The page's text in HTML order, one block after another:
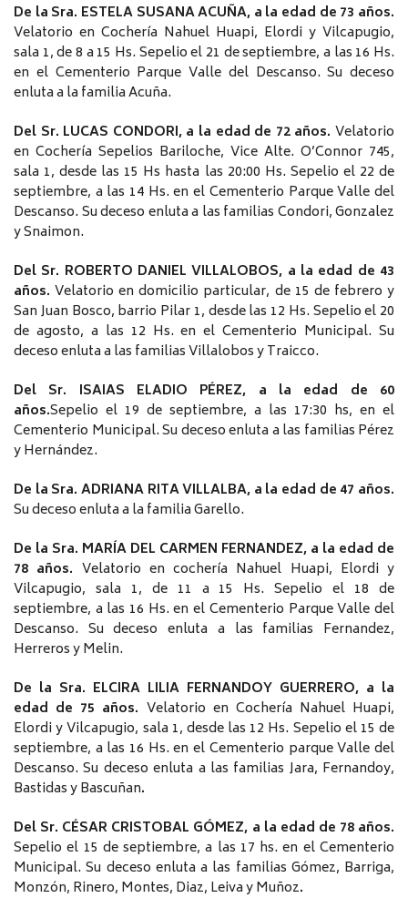
De la Sra. ESTELA SUSANA ACUÑA, a la edad de 73 años.
Velatorio en Cochería Nahuel Huapi, Elordi y Vilcapugio,
sala 1, de 8 a 15 Hs. Sepelio el 21 de septiembre, a las 16 Hs.
en el Cementerio Parque Valle del Descanso. Su deceso
enluta a la familia Acuña.
Del Sr. LUCAS CONDORI, a la edad de 72 años. Velatorio
en Cochería Sepelios Bariloche, Vice Alte. O’Connor 745,
sala 1, desde las 15 Hs hasta las 20:00 Hs. Sepelio el 22 de
septiembre, a las 14 Hs. en el Cementerio Parque Valle del
Descanso. Su deceso enluta a las familias Condori, Gonzalez
y Snaimon.
Del Sr. ROBERTO DANIEL VILLALOBOS, a la edad de 43
años. Velatorio en domicilio particular, de 15 de febrero y
San Juan Bosco, barrio Pilar 1, desde las 12 Hs. Sepelio el 20
de agosto, a las 12 Hs. en el Cementerio Municipal. Su
deceso enluta a las familias Villalobos y Traicco.
Del Sr. ISAIAS ELADIO PÉREZ, a la edad de 60
años.Sepelio el 19 de septiembre, a las 17:30 hs, en el
Cementerio Municipal.Su deceso enluta a las familias Pérez
y Hernández.
De la Sra. ADRIANA RITA VILLALBA, a la edad de 47 años.
Su deceso enluta a la familia Garello.
De la Sra. MARÍA DEL CARMEN FERNANDEZ, a la edad de
78 años. Velatorio en cochería Nahuel Huapi, Elordi y
Vilcapugio, sala 1, de 11 a 15 Hs. Sepelio el 18 de
septiembre, a las 16 Hs. en el Cementerio Parque Valle del
Descanso. Su deceso enluta a las familias Fernandez,
Herreros y Melin.
De la Sra. ELCIRA LILIA FERNANDOY GUERRERO, a la
edad de 75 años. Velatorio en Cochería Nahuel Huapi,
Elordi y Vilcapugio, sala 1, desde las 12 Hs. Sepelio el 15 de
septiembre, a las 16 Hs. en el Cementerio parque Valle del
Descanso. Su deceso enluta a las familias Jara, Fernandoy,
Bastidas y Bascuñan.
Del Sr. CÉSAR CRISTOBAL GÓMEZ, a la edad de 78 años.
Sepelio el 15 de septiembre, a las 17 hs. en el Cementerio
Municipal. Su deceso enluta a las familias Gómez, Barriga,
Monzón, Rinero, Montes, Diaz, Leiva y Muñoz.